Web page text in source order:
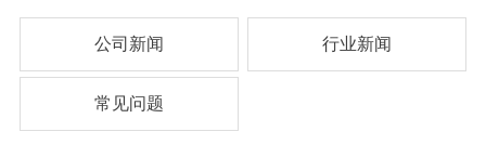
公司新闻 行业新闻
常见问题